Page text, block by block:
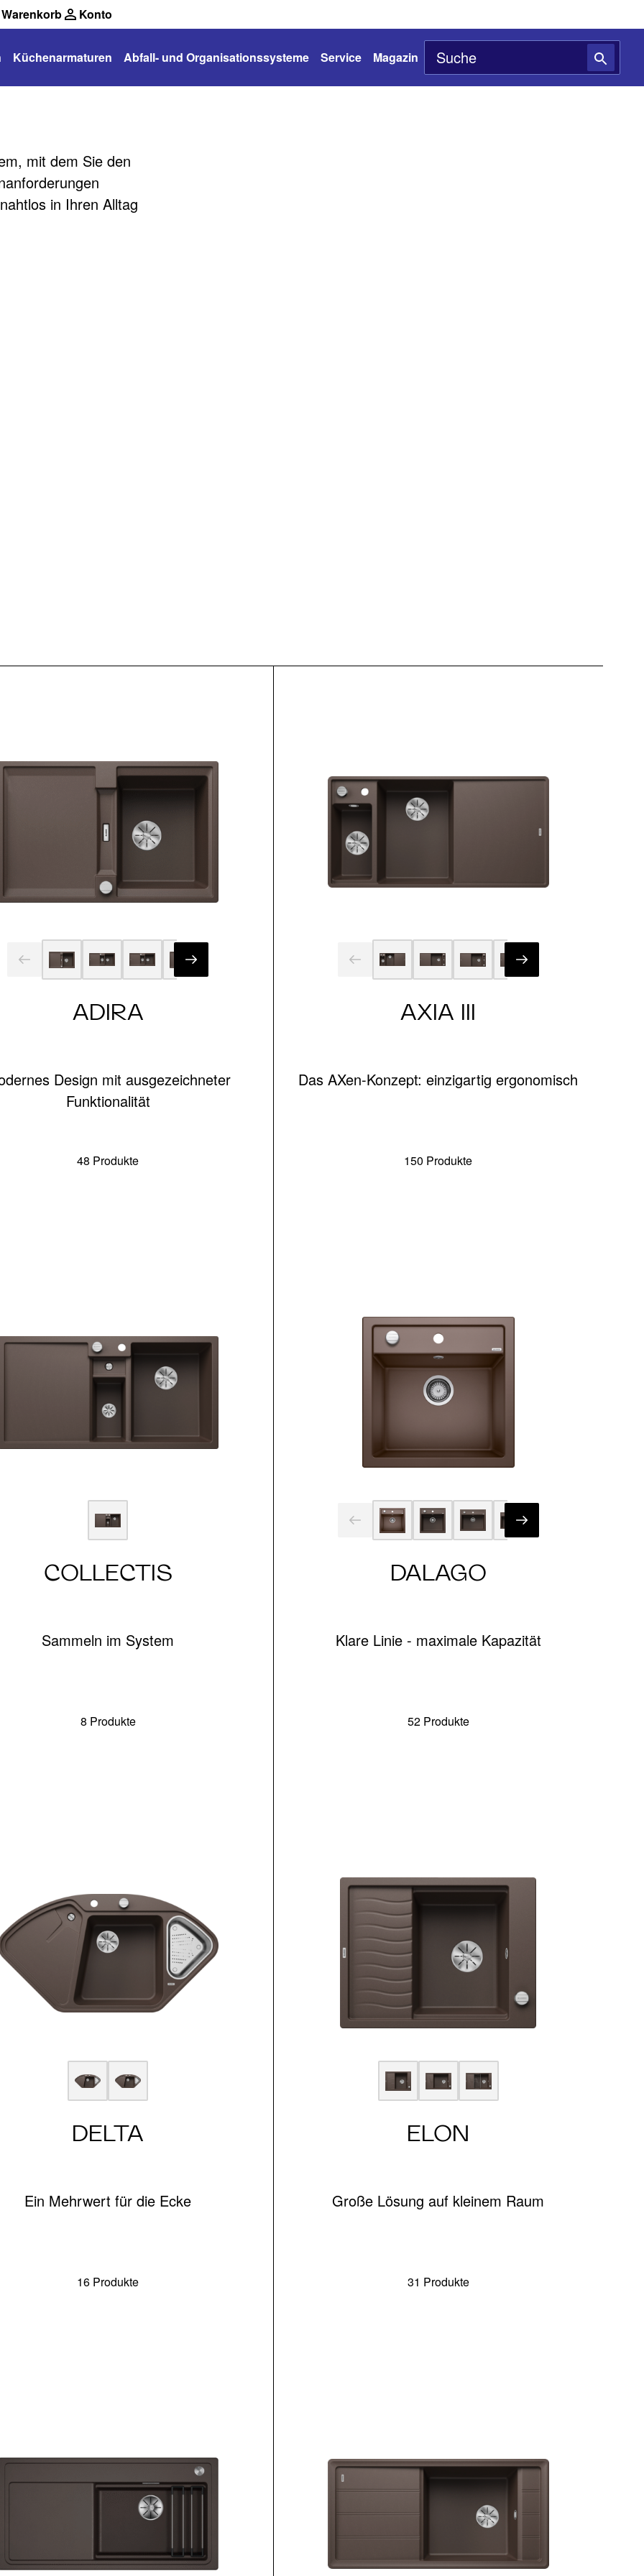
Warenkorb Konto
Küchenarmaturen Abfall- und Organisationssysteme Service Magazin
mit dem Sie den
in Ihren Alltag
ADIRA
Design mit ausgezeichneter
Funktionalität
48 Produkte
AXIA III
Das AXen-Konzept: einzigartig ergonomisch
150 Produkte
COLLECTIS
Sammeln im System
8 Produkte
DALAGO
Klare Linie - maximale Kapazität
52 Produkte
DELTA
Ein Mehrwert für die Ecke
16 Produkte
ELON
Große Lösung auf kleinem Raum
31 Produkte